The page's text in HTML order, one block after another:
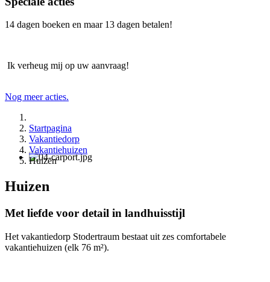
14 dagen boeken en maar 13 dagen betalen!
Ik verheug mij op uw aanvraag!
Nog meer acties.
Startpagina
Vakantiedorp
Vakantiehuizen
Huizen
Huizen
Met liefde voor detail in landhuisstijl
Het vakantiedorp Stodertraum bestaat uit zes comfortabele
vakantiehuizen (elk 76 m²).